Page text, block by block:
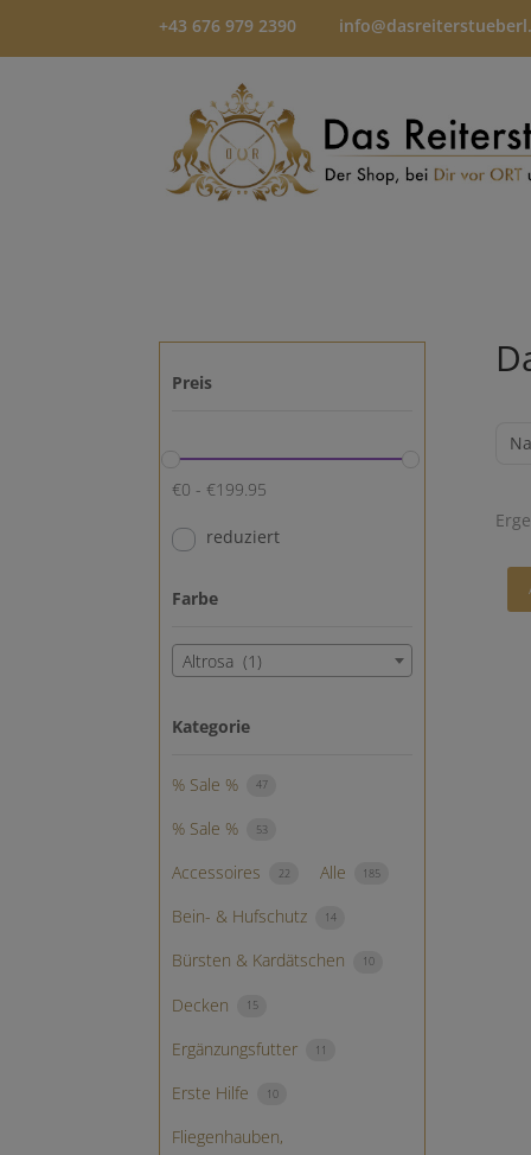
+43 676 979 2390
Preis
€0 - €199.95
reduziert
Farbe
Altrosa (1)
Kategorie
% Sale % 47
% Sale % 53
Accessoires 22 Alle 185
Bein- & Hufschutz 14
Bürsten & Kardätschen 10
Decken 15
Ergänzungsfutter 11
Erste Hilfe 10
Fliegenhauben,